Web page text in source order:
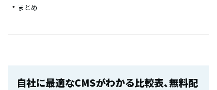
まとめ
自社に最適なCMSがわかる比較表、無料配